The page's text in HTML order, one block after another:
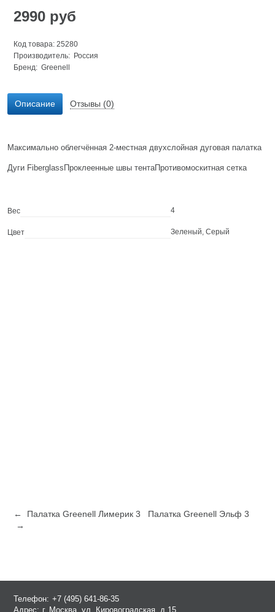
2990 руб
Код товара: 25280
Производитель: Россия
Бренд: Greenell
Описание Отзывы (0)
Максимально облегчённая 2-местная двухслойная дуговая палатка
Дуги FiberglassПроклеенные швы тентаПротивомоскитная сетка
Вес 4
Цвет Зеленый, Серый
← Палатка Greenell Лимерик 3
Палатка Greenell Эльф 3
→
Телефон: +7 (495) 641-86-35
Адрес: г. Москва, ул. Кировоградская, д.15